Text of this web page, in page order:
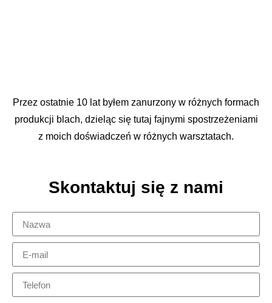
Przez ostatnie 10 lat byłem zanurzony w różnych formach
produkcji blach, dzieląc się tutaj fajnymi spostrzeżeniami
z moich doświadczeń w różnych warsztatach.
Skontaktuj się z nami